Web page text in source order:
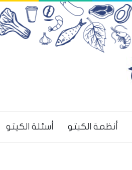
أنظمة الكيتو أسئلة الكيتو